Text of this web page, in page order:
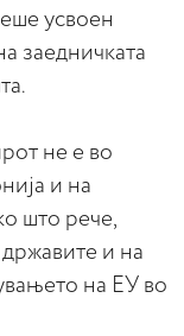
усвоен
заедничката
не е во
и на
што рече,
и на
на ЕУ во